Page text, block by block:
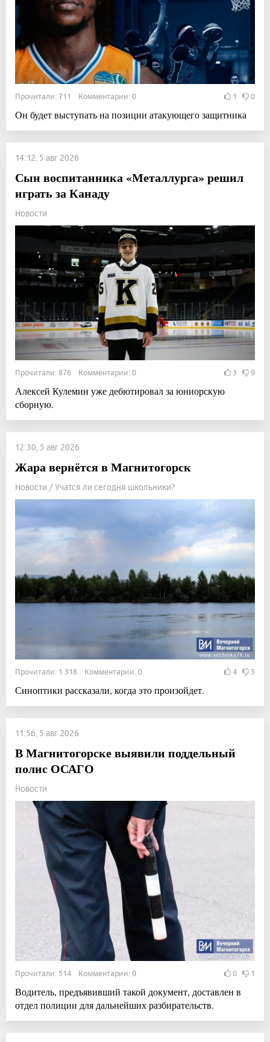
Прочитали: 711 Комментарии: 0 1 0
Он будет выступать на позиции атакующего защитника
14:12, 5 авг 2026
Сын воспитанника «Металлурга» решил
играть за Канаду
Новости
Прочитали: 876 Комментарии: 0 3 9
Алексей Кулемин уже дебютировал за юниорскую
сборную.
12:30, 5 авг 2026
Жара вернётся в Магнитогорск
Новости / Учатся ли сегодня школьники?
Прочитали: 1 318 Комментарии: 0 4 5
Синоптики рассказали, когда это произойдет.
11:56, 5 авг 2026
В Магнитогорске выявили поддельный
полис ОСАГО
Новости
Прочитали: 514 Комментарии: 0 0 1
Водитель, предъявивший такой документ, доставлен в
отдел полиции для дальнейших разбирательств.